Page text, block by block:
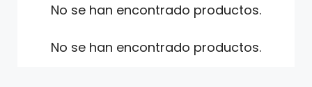
No se han encontrado productos.
No se han encontrado productos.